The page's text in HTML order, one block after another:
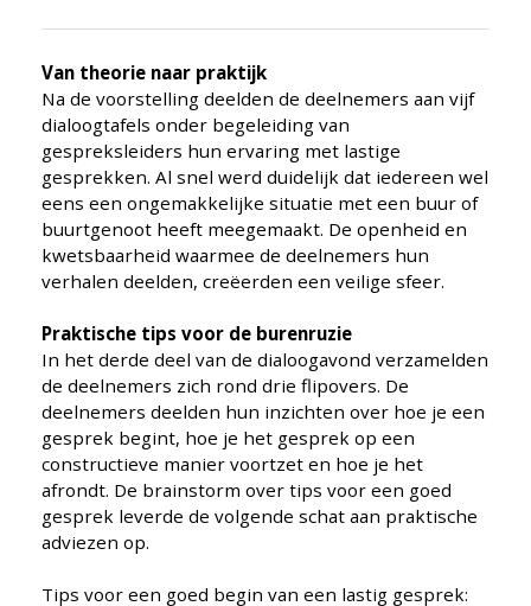
Van theorie naar praktijk
Na de voorstelling deelden de deelnemers aan vijf
dialoogtafels onder begeleiding van
gespreksleiders hun ervaring met lastige
gesprekken. Al snel werd duidelijk dat iedereen wel
eens een ongemakkelijke situatie met een buur of
buurtgenoot heeft meegemaakt. De openheid en
kwetsbaarheid waarmee de deelnemers hun
verhalen deelden, creëerden een veilige sfeer.
Praktische tips voor de burenruzie
In het derde deel van de dialoogavond verzamelden
de deelnemers zich rond drie flipovers. De
deelnemers deelden hun inzichten over hoe je een
gesprek begint, hoe je het gesprek op een
constructieve manier voortzet en hoe je het
afrondt. De brainstorm over tips voor een goed
gesprek leverde de volgende schat aan praktische
adviezen op.
Tips voor een goed begin van een lastig gesprek: